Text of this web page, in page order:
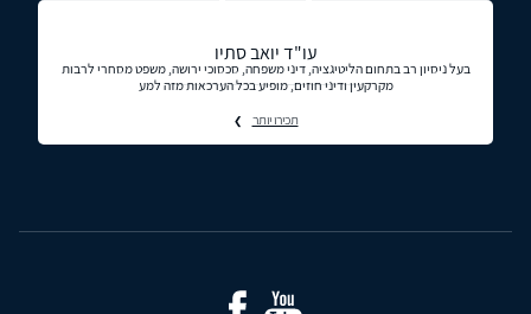
עו"ד יואב סתיו
בעל ניסיון רב בתחום הליטיגציה, דיני משפחה, סכסוכי ירושה, משפט מסחרי לרבות
מקרקעין ודיני חוזים, מופיע בכל הערכאות מזה למע
תכירו יותר